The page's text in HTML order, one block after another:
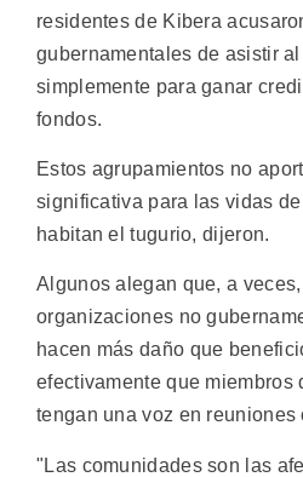
residentes de Kibera
gubernamentales de asistir
simplemente para ganar
fondos.
Estos agrupamientos no
significativa para las vidas
habitan el tugurio, dijeron.
Algunos alegan que, a
organizaciones no
hacen más daño que
efectivamente que miembros
tengan una voz en reuniones
"Las comunidades son las